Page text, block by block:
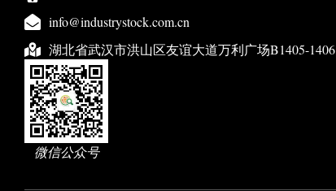
info@industrystock.com.cn
湖北省武汉市洪山区友谊大道万利广场B1405-1406
微信公众号